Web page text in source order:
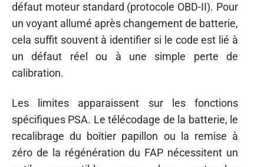
défaut moteur standard (protocole OBD-II). Pour
un voyant allumé après changement de batterie,
cela suffit souvent à identifier si le code est lié à
un défaut réel ou à une simple perte de
calibration.
Les limites apparaissent sur les fonctions
spécifiques PSA. Le télécodage de la batterie, le
recalibrage du boîtier papillon ou la remise à
zéro de la régénération du FAP nécessitent un